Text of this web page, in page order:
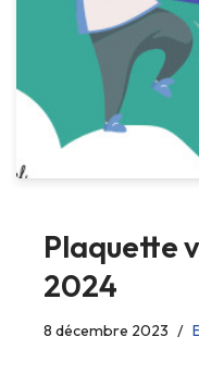
Plaquette
2024
8 décembre 2023